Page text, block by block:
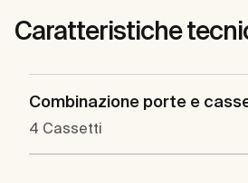
Caratteristiche
Combinazione porte e
4 Cassetti